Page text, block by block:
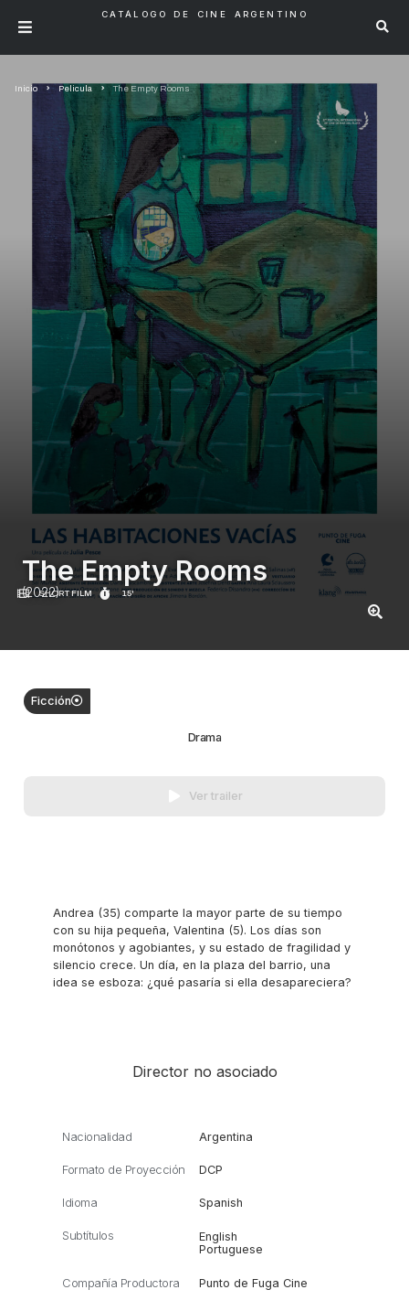
CATÁLOGO DE CINE ARGENTINO
Inicio Pelicula The Empty Rooms
SHORT FILM 15'
The Empty Rooms
(2022)
Ficción
Drama
Ver trailer
Andrea (35) comparte la mayor parte de su tiempo
con su hija pequeña, Valentina (5). Los días son
monótonos y agobiantes, y su estado de fragilidad y
silencio crece. Un día, en la plaza del barrio, una
idea se esboza: ¿qué pasaría si ella desapareciera?
Director no asociado
Nacionalidad Argentina
Formato de Proyección DCP
Idioma Spanish
Subtítulos
English
Portuguese
Compañía Productora Punto de Fuga Cine